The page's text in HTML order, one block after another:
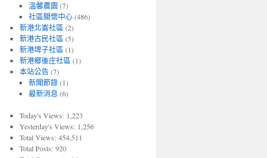
溫馨農園 (7)
社區關懷中心(486)
新港北崙社區 (2)
新港古民社區 (5)
新港埤子社區 (1)
新港鄉後庄社區 (1)
本站公告(7)
新聞節錄(1)
最新消息 (6)
Today's Views: 1,223
Yesterday's Views: 1,256
Total Views: 454,511
Total Posts: 920